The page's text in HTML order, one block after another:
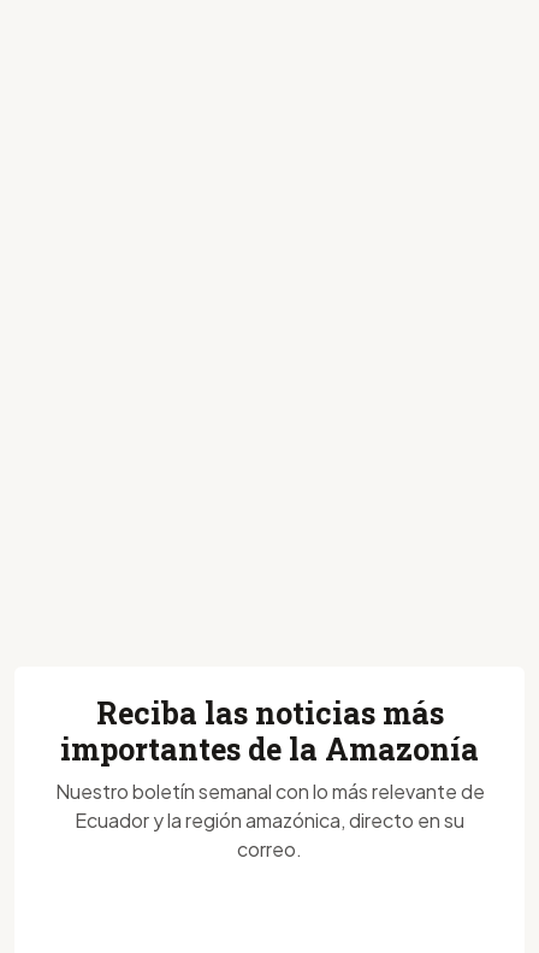
Reciba las noticias más
importantes de la Amazonía
Nuestro boletín semanal con lo más relevante de
Ecuador y la región amazónica, directo en su
correo.